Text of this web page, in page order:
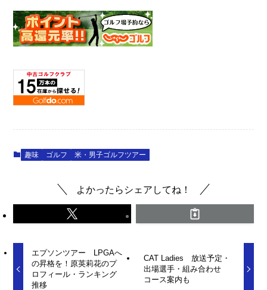
趣味 ゴルフ 米・男子ゴルフツアー
よかったらシェアしてね！
エプソンツアー LPGAへ
の昇格を！原英莉花のプ
ロフィール・ランキング
推移
CAT Ladies 放送予定・
出場選手・組み合わせ
コース案内も